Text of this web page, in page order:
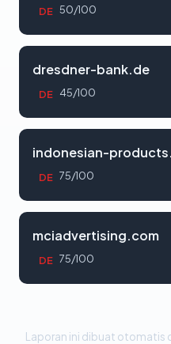
DE 50/100
dresdner-bank.de
DE 45/100
indonesian-
DE 75/100
mciadvertising.com
DE 75/100
Laporan ini dibuat otomatis